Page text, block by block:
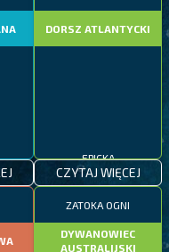
DORSZ ATLANTYCKI
EPICKA
CZYTAJ WIĘCEJ
ZATOKA OGNI
DYWANOWIEC
AUSTRALIJSKI